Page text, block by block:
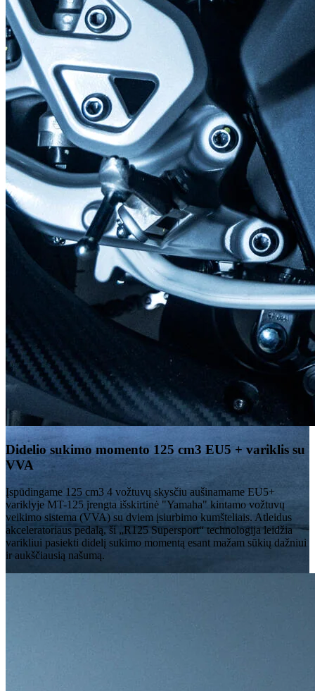
Didelio sukimo momento 125 cm3 EU5 + variklis su
VVA
Įspūdingame 125 cm3 4 vožtuvų skysčiu aušinamame EU5+
variklyje MT-125 įrengta išskirtinė "Yamaha" kintamo vožtuvų
veikimo sistema (VVA) su dviem įsiurbimo kumšteliais. Atleidus
akceleratoriaus pedalą, ši „R125 Supersport“ technologija leidžia
varikliui pasiekti didelį sukimo momentą esant mažam sūkių dažniui
ir aukščiausią našumą.